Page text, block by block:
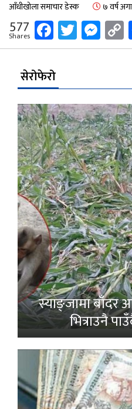
आँधीखोला समाचार डेस्क ७ वर्ष
577
Shares Facebook
सेरोफेरो
स्याङ्जामा बाँदर
भित्राउनै